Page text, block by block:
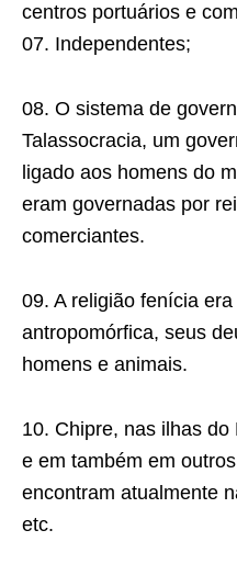
centros portuários e
07. Independentes;
08. O sistema de
Talassocracia, um
ligado aos homens do
eram governadas por
comerciantes.
09. A religião fenícia
antropomórfica, seus
homens e animais.
10. Chipre, nas ilhas
e em também em
encontram atualmente
etc.